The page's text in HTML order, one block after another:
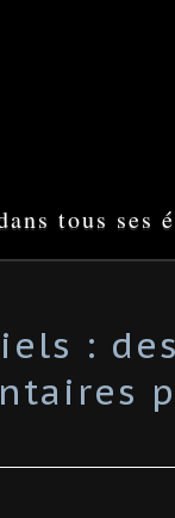
tous ses
: